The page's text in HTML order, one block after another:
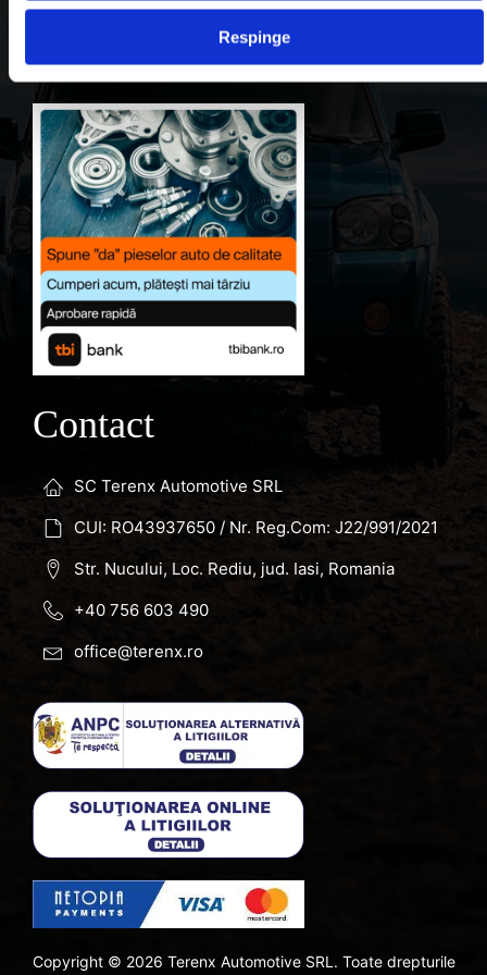
Respinge
Favorite
Contact
SC Terenx Automotive SRL
CUI: RO43937650 / Nr. Reg.Com: J22/991/2021
Str. Nucului, Loc. Rediu, jud. Iasi, Romania
+40 756 603 490
office@terenx.ro
Copyright © 2026 Terenx Automotive SRL. Toate drepturile